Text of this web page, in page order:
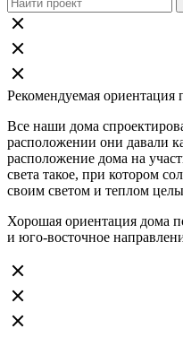
Рекомендуемая ориентация
Все наши дома
расположении они давали
расположение дома на
света такое, при котором
своим светом и теплом
Хорошая ориентация дома
и юго-восточное